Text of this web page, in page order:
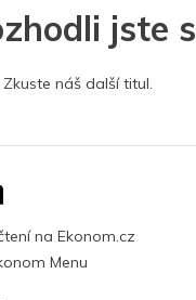
jste
Zkuste náš další titul.
na Ekonom.cz
Menu